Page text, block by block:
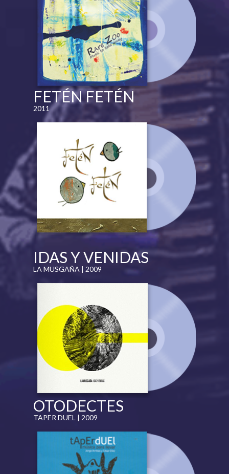
FETÉN FETÉN
2011
IDAS Y VENIDAS
LA MUSGAÑA | 2009
OTODECTES
TAPER DUEL | 2009